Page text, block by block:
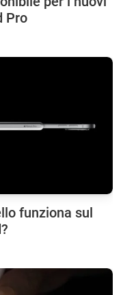
Pro
funziona sul